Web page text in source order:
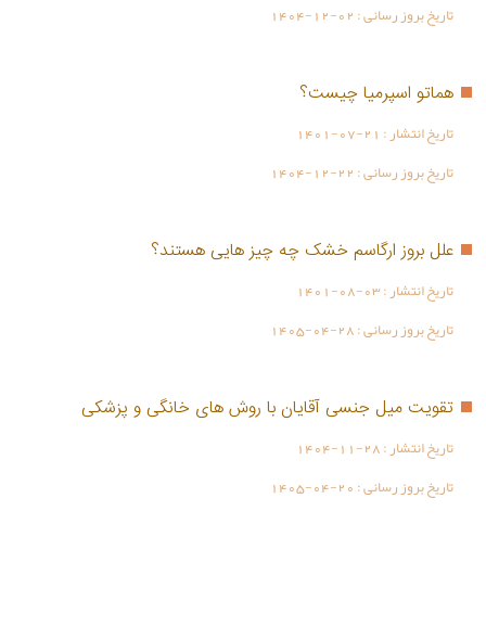
تاریخ بروز رسانی :1404-12-02
هماتو اسپرمیا چیست؟
تاریخ انتشار : 1401-07-21
تاریخ بروز رسانی :1404-12-22
علل بروز ارگاسم خشک چه چیز هایی هستند؟
تاریخ انتشار :1401-08-03
تاریخ بروز رسانی :1405-04-28
تقویت میل جنسی آقایان با روش های خانگی و پزشکی
تاریخ انتشار :1404-11-28
تاریخ بروز رسانی :1405-04-20